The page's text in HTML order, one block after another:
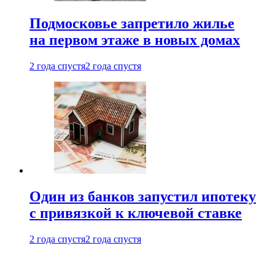
Подмосковье запретило жилье
на первом этаже в новых домах
2 года спустя2 года спустя
Один из банков запустил ипотеку
с привязкой к ключевой ставке
2 года спустя2 года спустя